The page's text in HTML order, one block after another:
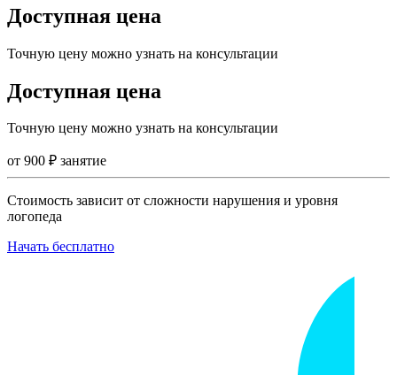
Доступная цена
Точную цену можно узнать на консультации
Доступная цена
Точную цену можно узнать на консультации
от 900 ₽ занятие
Стоимость зависит от сложности нарушения и уровня
логопеда
Начать бесплатно